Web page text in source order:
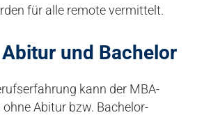
für alle remote vermittelt.
und Bachelor
kann der MBA-
Abitur bzw. Bachelor-